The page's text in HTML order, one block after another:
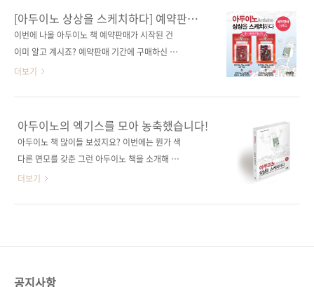
라즈베리 파이 관련 시리즈■ (없음) 관련 도서
■ 사물인터넷을 품은 라즈베리 파이■ 아트멜
스튜디오와 아두이노로..
분들이 그렇게 많지 않았습니다. 다음에는 좀 더
쉽고 재밌는 이벤트를 할 수 있도록 준비해 보겠
습니다! 이제부터 당첨자를 발표하고자 합니다.
고자 공정하게 사다리 타기를 했습니다! 포털사
이트 다음에서 사다리게임으로 검색하면 나오는
순서대로, 결과는 완제품-DIY의 순서로 나열하
여 진행하였습니다. 그 결과... 두구두구두구! 당
첨되신 분들 축하합니다! 배송을 위해서 정보를
아래 공간에 입력을 ..
[아두이노 상상을 스케치하다] 예약판매
이벤트
이번에 나올 아두이노 책 예약판매가 시작된 건
이미 알고 계시죠? 예약판매 기간에 구매하신 분
중 10분께 아두이노 호환 보드를 드리는 이벤트
제공해 주신 아두이노 호환 보드 키트를 추첨하
여 드릴 예정이니 많은 응모를 부탁합니다. # 응
모 기간 : 2014-05-21 ~ 2014-05-30 # 당첨
얼 업로더 (5명) DIY 조립용 호환 보드 + USB
to 시리얼 업로더 (5명)) # 당첨자 발표 : 6월 첫
더보기
아두이노의 엑기스를 모아 농축했습니다!
아두이노 책 많이들 보셨지요? 이번에는 뭔가 색
다른 면모를 갖춘 그런 아두이노 책을 소개해 드
리고자 합니다. 아두이노로 할 수 있는 거의 모든
니다. 아두이노로 할 수 있는 것이 무엇이 있을까
더보기
공지사항